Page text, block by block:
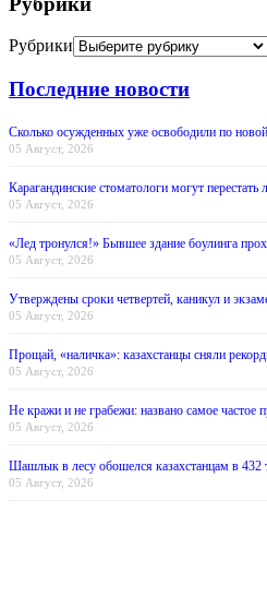
Рубрики
Последние новости
Сколько осужденных уже освободили по
05 Август, 2026
Карагандинские стоматологи могут перестать
05 Август, 2026
«Лед тронулся!» Бывшее здание боулинга
05 Август, 2026
Утверждены сроки четвертей, каникул и
05 Август, 2026
Прощай, «наличка»: казахстанцы сняли
05 Август, 2026
Не кражи и не грабежи: названо самое частое
05 Август, 2026
Шашлык в лесу обошелся казахстанцам в 432
05 Август, 2026